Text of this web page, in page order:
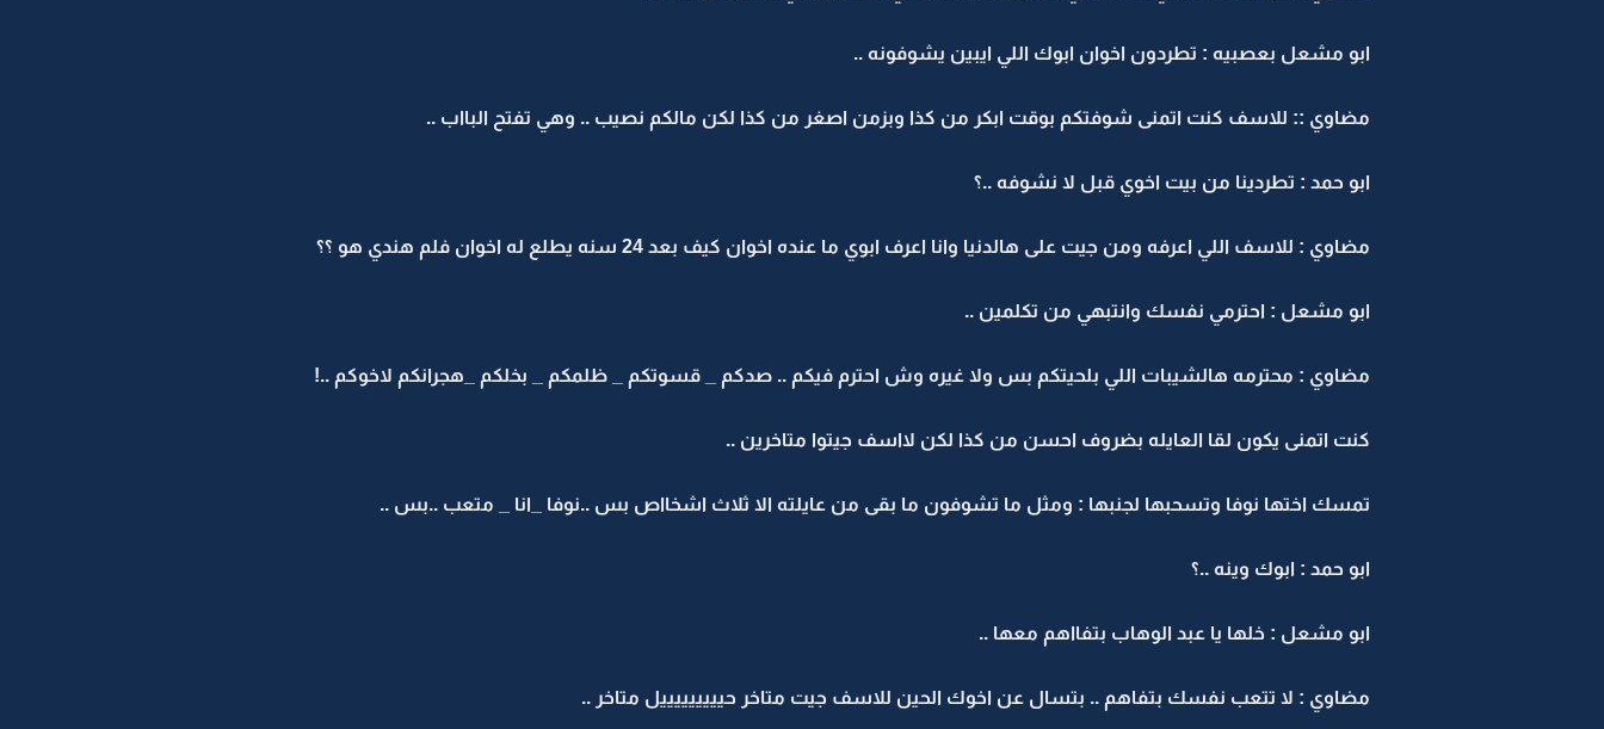
ابو مشعل بعصبيه : تطردون اخوان ابوك اللي ايبين يشوفونه ..
مضاوي :: للاسف كنت اتمنى شوفتكم بوقت ابكر من كذا وبزمن اصغر من كذا لكن مالكم نصيب .. وهي تفتح البااب ..
ابو حمد : تطردينا من بيت اخوي قبل لا نشوفه ..؟
مضاوي : للاسف اللي اعرفه ومن جيت على هالدنيا وانا اعرف ابوي ما عنده اخوان كيف بعد 24 سنه يطلع له اخوان فلم هندي هو ؟؟
ابو مشعل : احترمي نفسك وانتبهي من تكلمين ..
مضاوي : محترمه هالشيبات اللي بلحيتكم بس ولا غيره وش احترم فيكم .. صدكم _ قسوتكم _ ظلمكم _ بخلكم _هجرانكم لاخوكم ..!
كنت اتمنى يكون لقا العايله بضروف احسن من كذا لكن لااسف جيتوا متاخرين ..
تمسك اختها نوفا وتسحبها لجنبها : ومثل ما تشوفون ما بقى من عايلته الا ثلاث اشخااص بس ..نوفا _انا _ متعب ..بس ..
ابو حمد : ابوك وينه ..؟
ابو مشعل : خلها يا عبد الوهاب بتفااهم معها ..
مضاوي : لا تتعب نفسك بتفاهم .. بتسال عن اخوك الحين للاسف جيت متاخر حيييييييييل متاخر ..